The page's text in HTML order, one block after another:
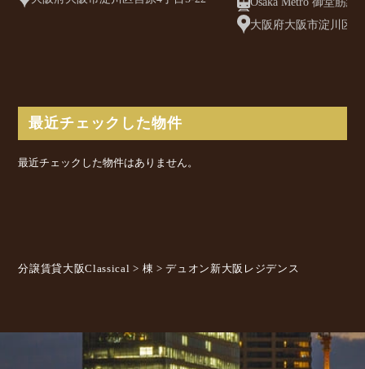
大阪府大阪市淀川区
最近チェックした物件
最近チェックした物件はありません。
分譲賃貸大阪Classical > 棟 >デュオン新大阪レジデンス